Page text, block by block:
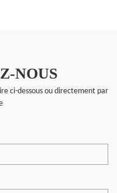
NOUS
ci-dessous ou directement par